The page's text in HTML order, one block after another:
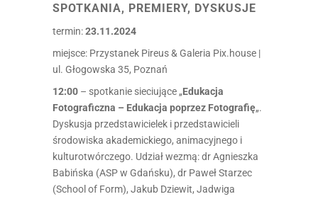
SPOTKANIA, PREMIERY, DYSKUSJE
termin:23.11.2024
miejsce: Przystanek Pireus & Galeria Pix.house |
ul. Głogowska 35, Poznań
12:00 – spotkanie sieciujące „Edukacja
Fotograficzna – Edukacja poprzez Fotografię„.
Dyskusja przedstawicielek i przedstawicieli
środowiska akademickiego, animacyjnego i
kulturotwórczego. Udział wezmą: dr Agnieszka
Babińska (ASP w Gdańsku), dr Paweł Starzec
(School of Form), Jakub Dziewit, Jadwiga